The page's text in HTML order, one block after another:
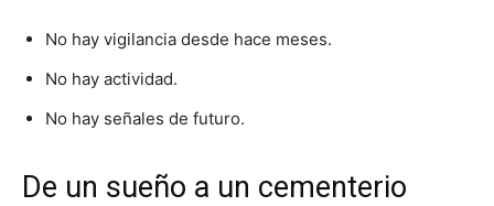
No hay vigilancia desde hace meses.
No hay actividad.
No hay señales de futuro.
De un sueño a un cementerio